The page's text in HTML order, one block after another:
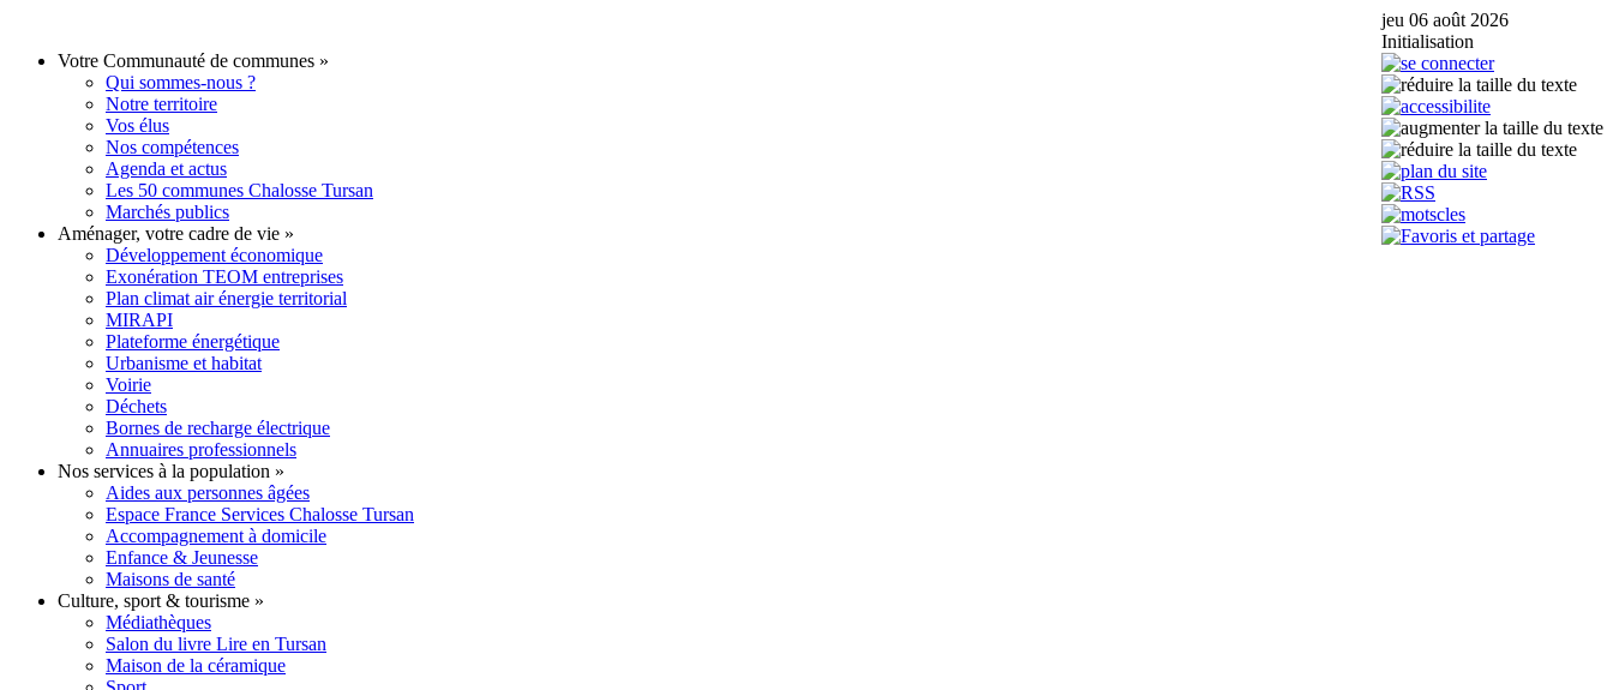
jeu 06 août 2026
Initialisation
Votre Communauté de communes »
Qui sommes-nous ?
Notre territoire
Vos élus
Nos compétences
Agenda et actus
Les 50 communes Chalosse Tursan
Marchés publics
Aménager, votre cadre de vie »
Développement économique
Exonération TEOM entreprises
Plan climat air énergie territorial
MIRAPI
Plateforme énergétique
Urbanisme et habitat
Voirie
Déchets
Bornes de recharge électrique
Annuaires professionnels
Nos services à la population »
Aides aux personnes âgées
Espace France Services Chalosse Tursan
Accompagnement à domicile
Enfance & Jeunesse
Maisons de santé
Culture, sport & tourisme »
Médiathèques
Salon du livre Lire en Tursan
Maison de la céramique